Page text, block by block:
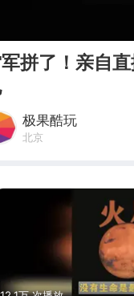
拼了！亲自
极果酷玩
北京